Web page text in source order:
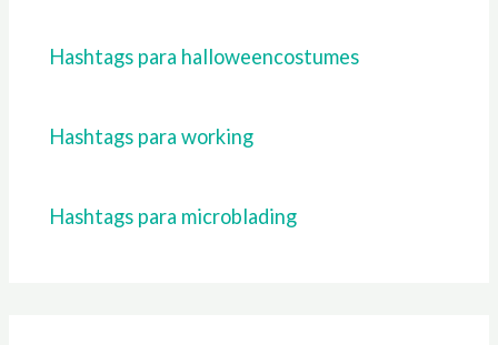
Hashtags para halloweencostumes
Hashtags para working
Hashtags para microblading